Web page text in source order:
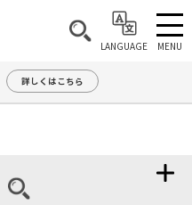
LANGUAGE MENU
詳しくはこちら